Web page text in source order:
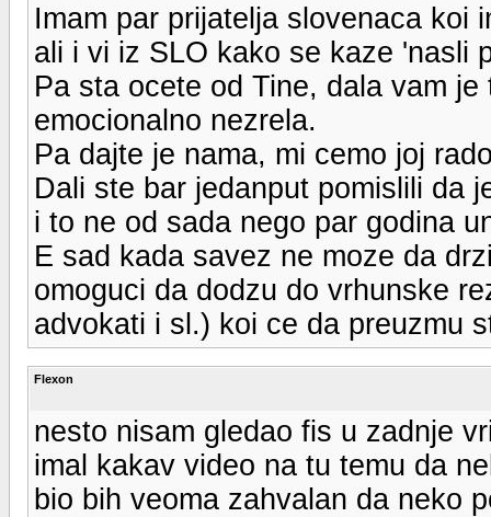
Imam par prijatelja slovenaca koi
ali i vi iz SLO kako se kaze 'nasli
Pa sta ocete od Tine, dala vam
emocionalno nezrela.
Pa dajte je nama, mi cemo joj
Dali ste bar jedanput pomislili da
i to ne od sada nego par godina
E sad kada savez ne moze da
omoguci da dodzu do vrhunske
advokati i sl.) koi ce da preuzmu
Flexon
nesto nisam gledao fis u zadnje
imal kakav video na tu temu da
bio bih veoma zahvalan da neko